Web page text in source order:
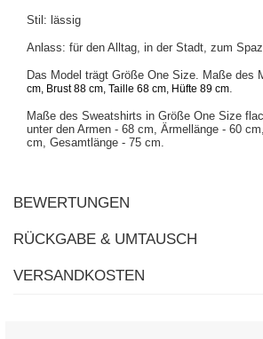
Stil: lässig
Anlass: für den Alltag, in der Stadt, zum
Das Model trägt Größe One Size. Maße des
cm, Brust 88 cm, Taille 68 cm, Hüfte 89 cm
Maße des Sweatshirts in Größe One Size
unter den Armen - 68 cm, Ärmellänge - 60
cm, Gesamtlänge - 75 cm.
BEWERTUNGEN
RÜCKGABE & UMTAUSCH
VERSANDKOSTEN